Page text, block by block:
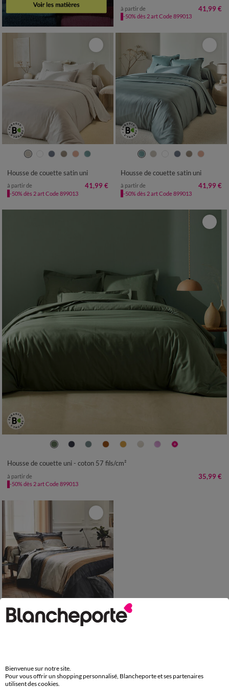
à partir de 41,99 €
-50% dès 2 art Code 899013
Housse de couette satin uni
à partir de 41,99 €
-50% dès 2 art Code 899013
Housse de couette satin uni
à partir de 41,99 €
-50% dès 2 art Code 899013
Housse de couette uni - coton 57 fils/cm²
à partir de 35,99 €
-50% dès 2 art Code 899013
Bienvenue sur notre site.
Pour vous offrir un shopping personnalisé, Blancheporte et ses partenaires
utilisent des cookies.